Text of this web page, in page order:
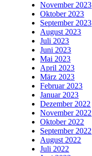
November 2023
Oktober 2023
September 2023
August 2023
Juli 2023
Juni 2023
Mai 2023
April 2023
März 2023
Februar 2023
Januar 2023
Dezember 2022
November 2022
Oktober 2022
September 2022
August 2022
Juli 2022